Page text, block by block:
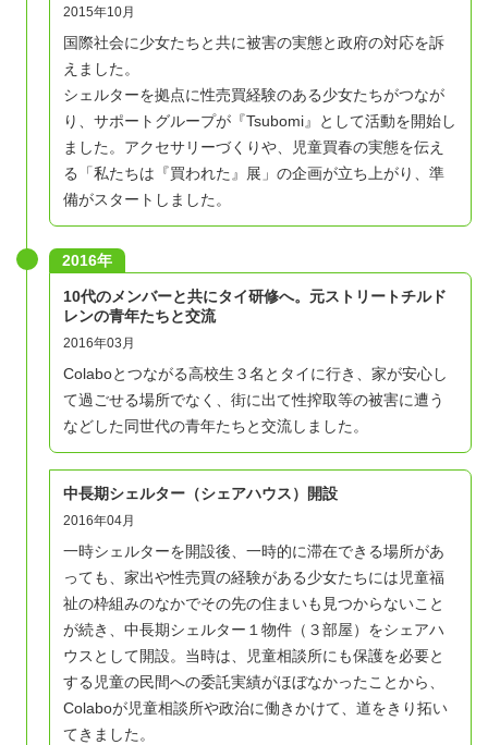
2015年10月
国際社会に少女たちと共に被害の実態と政府の対応を訴
えました。
シェルターを拠点に性売買経験のある少女たちがつなが
り、サポートグループが『Tsubomi』として活動を開始し
ました。アクセサリーづくりや、児童買春の実態を伝え
る「私たちは『買われた』展」の企画が立ち上がり、準
備がスタートしました。
2016年
10代のメンバーと共にタイ研修へ。元ストリートチルド
レンの青年たちと交流
2016年03月
Colaboとつながる高校生３名とタイに行き、家が安心し
て過ごせる場所でなく、街に出て性搾取等の被害に遭う
などした同世代の青年たちと交流しました。
中長期シェルター（シェアハウス）開設
2016年04月
一時シェルターを開設後、一時的に滞在できる場所があ
っても、家出や性売買の経験がある少女たちには児童福
祉の枠組みのなかでその先の住まいも見つからないこと
が続き、中長期シェルター１物件（３部屋）をシェアハ
ウスとして開設。当時は、児童相談所にも保護を必要と
する児童の民間への委託実績がほぼなかったことから、
Colaboが児童相談所や政治に働きかけて、道をきり拓い
てきました。